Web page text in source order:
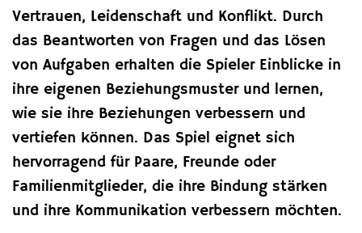
Vertrauen, Leidenschaft und Konflikt. Durch
das Beantworten von Fragen und das Lösen
von Aufgaben erhalten die Spieler Einblicke in
ihre eigenen Beziehungsmuster und lernen,
wie sie ihre Beziehungen verbessern und
vertiefen können. Das Spiel eignet sich
hervorragend für Paare, Freunde oder
Familienmitglieder, die ihre Bindung stärken
und ihre Kommunikation verbessern möchten.